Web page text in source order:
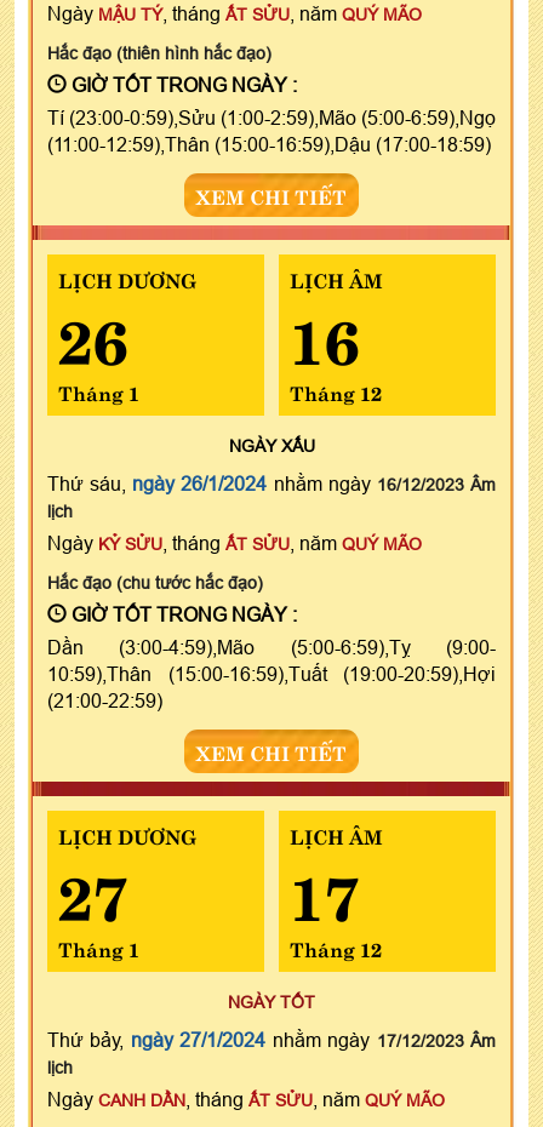
Ngày MẬU TÝ, tháng ẤT SỬU , năm QUÝ MÃO
Hắc đạo (thiên hình hắc đạo)
GIỜ TỐT TRONG NGÀY :
Tí (23:00-0:59),Sửu (1:00-2:59),Mão (5:00-6:59),Ngọ
(11:00-12:59),Thân (15:00-16:59),Dậu (17:00-18:59)
XEM CHI TIẾT
LỊCH DƯƠNG
26
Tháng 1
LỊCH ÂM
16
Tháng 12
NGÀYXẤU
Thứ sáu, ngày 26/1/2024 nhằm ngày 16/12/2023 Âm
lịch
Ngày KỶ SỬU , tháng ẤT SỬU , năm QUÝ MÃO
Hắc đạo (chu tước hắc đạo)
GIỜ TỐT TRONG NGÀY :
Dần (3:00-4:59),Mão (5:00-6:59),Tỵ (9:00-
10:59),Thân (15:00-16:59),Tuất (19:00-20:59),Hợi
(21:00-22:59)
XEM CHI TIẾT
LỊCH DƯƠNG
27
Tháng 1
LỊCH ÂM
17
Tháng 12
NGÀY TỐT
Thứ bảy, ngày 27/1/2024 nhằm ngày 17/12/2023 Âm
lịch
Ngày CANH DẦN , tháng ẤT SỬU , năm QUÝ MÃO